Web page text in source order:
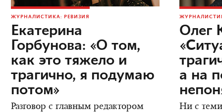
ЖУРНАЛИСТИКА: РЕВИЗИЯ
Екатерина
Горбунова: «О том,
как это тяжело и
трагично, я подумаю
потом»
Разговор с главным редактором
Олег
а на
Ни с